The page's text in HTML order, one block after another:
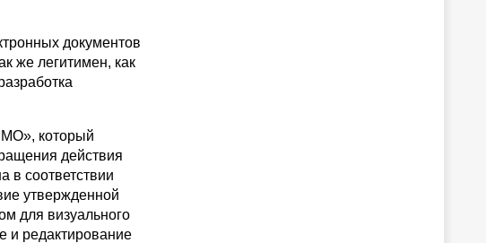
документов
же легитимен, как
который
действия
в соответствии
утвержденной
для визуального
и редактирование